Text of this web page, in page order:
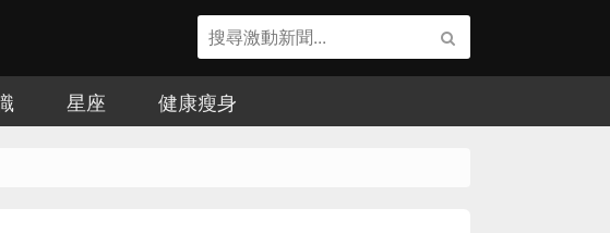
星座 健康瘦身